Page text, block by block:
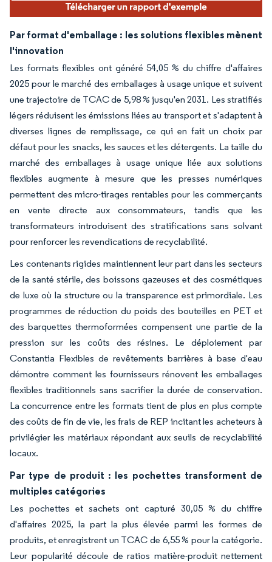
Par format d'emballage : les solutions flexibles mènent
l'innovation
Les formats flexibles ont généré 54,05 % du chiffre d'affaires
2025 pour le marché des emballages à usage unique et suivent
une trajectoire de TCAC de 5,98 % jusqu'en 2031. Les stratifiés
légers réduisent les émissions liées au transport et s'adaptent à
diverses lignes de remplissage, ce qui en fait un choix par
défaut pour les snacks, les sauces et les détergents. La taille du
marché des emballages à usage unique liée aux solutions
flexibles augmente à mesure que les presses numériques
permettent des micro-tirages rentables pour les commerçants
en vente directe aux consommateurs, tandis que les
transformateurs introduisent des stratifications sans solvant
pour renforcer les revendications de recyclabilité.
Les contenants rigides maintiennent leur part dans les secteurs
de la santé stérile, des boissons gazeuses et des cosmétiques
de luxe où la structure ou la transparence est primordiale. Les
programmes de réduction du poids des bouteilles en PET et
des barquettes thermoformées compensent une partie de la
pression sur les coûts des résines. Le déploiement par
Constantia Flexibles de revêtements barrières à base d'eau
démontre comment les fournisseurs rénovent les emballages
flexibles traditionnels sans sacrifier la durée de conservation.
La concurrence entre les formats tient de plus en plus compte
des coûts de fin de vie, les frais de REP incitant les acheteurs à
privilégier les matériaux répondant aux seuils de recyclabilité
locaux.
Par type de produit : les pochettes transforment de
multiples catégories
Les pochettes et sachets ont capturé 30,05 % du chiffre
d'affaires 2025, la part la plus élevée parmi les formes de
produits, et enregistrent un TCAC de 6,55 % pour la catégorie.
Leur popularité découle de ratios matière-produit nettement